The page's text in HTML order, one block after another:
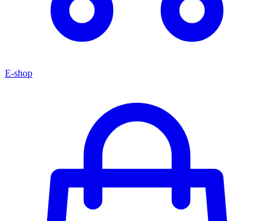
E-shop